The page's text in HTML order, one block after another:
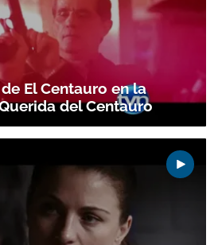
El Centauro en la
del Centauro